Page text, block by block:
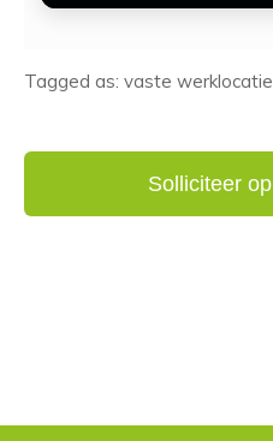
Tagged as: vaste werklocatie